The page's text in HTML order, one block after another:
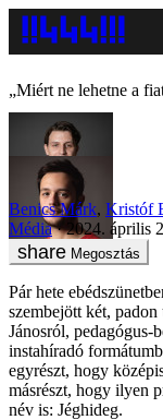
„Miért ne lehetne a
Benics Márk, Kristóf
Média
2024. április
Megosztás
Pár hete
szembejött két,
Jánosról, pedagógus-
instahíradó
egyrészt, hogy
másrészt, hogy ilyen
név is: Jéghideg.